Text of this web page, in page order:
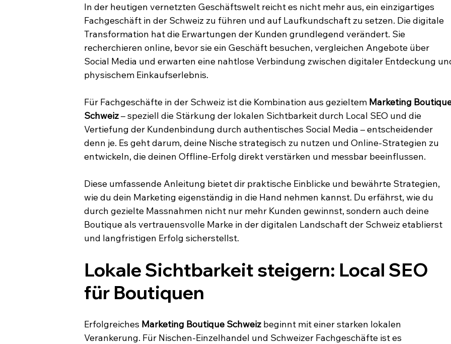
In der heutigen vernetzten Geschäftswelt reicht es nicht mehr aus, ein einzigartiges
Fachgeschäft in der Schweiz zu führen und auf Laufkundschaft zu setzen. Die digitale
Transformation hat die Erwartungen der Kunden grundlegend verändert. Sie
recherchieren online, bevor sie ein Geschäft besuchen, vergleichen Angebote über
Social Media und erwarten eine nahtlose Verbindung zwischen digitaler Entdeckung
physischem Einkaufserlebnis.
Für Fachgeschäfte in der Schweiz ist die Kombination aus gezieltem Marketing
Schweiz – speziell die Stärkung der lokalen Sichtbarkeit durch Local SEO und die
Vertiefung der Kundenbindung durch authentisches Social Media – entscheidender
denn je. Es geht darum, deine Nische strategisch zu nutzen und Online-Strategien zu
entwickeln, die deinen Offline-Erfolg direkt verstärken und messbar beeinflussen.
Diese umfassende Anleitung bietet dir praktische Einblicke und bewährte Strategien,
wie du dein Marketing eigenständig in die Hand nehmen kannst. Du erfährst, wie du
durch gezielte Massnahmen nicht nur mehr Kunden gewinnst, sondern auch deine
Boutique als vertrauensvolle Marke in der digitalen Landschaft der Schweiz etablierst
und langfristigen Erfolg sicherstellst.
Lokale Sichtbarkeit steigern: Local SEO
für Boutiquen
Erfolgreiches Marketing Boutique Schweiz beginnt mit einer starken lokalen
Verankerung. Für Nischen-Einzelhandel und Schweizer Fachgeschäfte ist es